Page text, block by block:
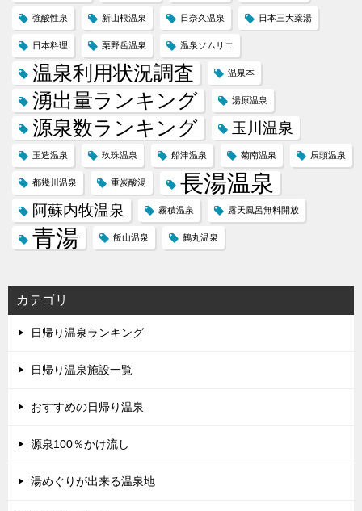
強酸性泉 新山根温泉 日奈久温泉 日本三大薬湯
日本料理 栗野岳温泉 温泉ソムリエ
温泉利用状況調査 温泉本
湧出量ランキング 湯原温泉
源泉数ランキング 玉川温泉
玉造温泉 玖珠温泉 船津温泉 菊南温泉 辰頭温泉
都幾川温泉 重炭酸湯 長湯温泉
阿蘇内牧温泉 霧積温泉 露天風呂無料開放
青湯 飯山温泉 鶴丸温泉
カテゴリ
日帰り温泉ランキング
日帰り温泉施設一覧
おすすめの日帰り温泉
源泉100％かけ流し
湯めぐりが出来る温泉地